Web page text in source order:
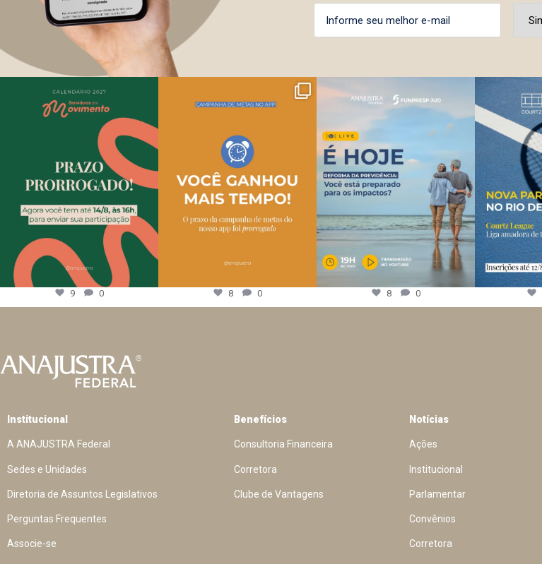
9 0 8 0 8 0
Institucional
A ANAJUSTRA Federal
Sedes e Unidades
Diretoria de Assuntos Legislativos
Perguntas Frequentes
Associe-se
Benefícios
Consultoria Financeira
Corretora
Clube de Vantagens
Notícias
Ações
Institucional
Parlamentar
Convênios
Corretora